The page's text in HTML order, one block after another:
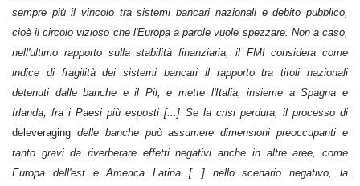
sempre più il vincolo tra sistemi bancari nazionali e debito pubblico,
cioè il circolo vizioso che l'Europa a parole vuole spezzare. Non a caso,
nell'ultimo rapporto sulla stabilità finanziaria, il FMI considera come
indice di fragilità dei sistemi bancari il rapporto tra titoli nazionali
detenuti dalle banche e il Pil, e mette l'Italia, insieme a Spagna e
Irlanda, fra i Paesi più esposti [...] Se la crisi perdura, il processo di
deleveraging delle banche può assumere dimensioni preoccupanti e
tanto gravi da riverberare effetti negativi anche in altre aree, come
Europa dell'est e America Latina [...] nello scenario negativo, la